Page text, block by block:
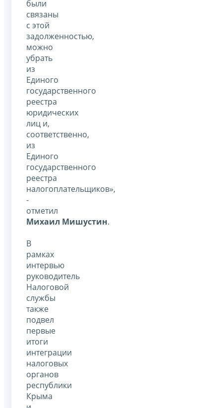
были
связаны
с этой
задолженностью,
можно
убрать
из
Единого
государственного
реестра
юридических
лиц и,
соответственно,
из
Единого
государственного
реестра
налогоплательщиков»,
-
отметил
Михаил Мишустин.
В
рамках
интервью
руководитель
Налоговой
службы
также
подвел
первые
итоги
интеграции
налоговых
органов
республики
Крыма